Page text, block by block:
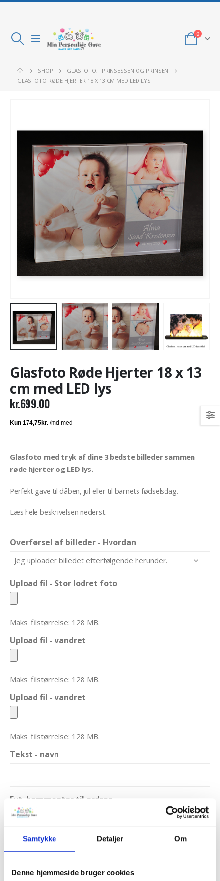
Samtykke Detaljer Om
Denne hjemmeside bruger cookies
0
SHOP GLASFOTO,
PRINSESSEN OG PRINSEN
GLASFOTO RØDE HJERTER 18 X 13 CM MED LED LYS
Glasfoto Røde Hjerter 18 x 13
cm med LED lys
kr.699.00
Glasfoto med tryk af dine 3 bedste billeder sammen
røde hjerter og LED lys.
Perfekt gave til dåben, jul eller til barnets fødselsdag.
Læs hele beskrivelsen nederst.
Overførsel af billeder - Hvordan
Upload fil - Stor lodret foto
Maks. filstørrelse: 128 MB.
Upload fil - vandret
Maks. filstørrelse: 128 MB.
Upload fil - vandret
Maks. filstørrelse: 128 MB.
Tekst - navn
Evt. kommentar til ordren.